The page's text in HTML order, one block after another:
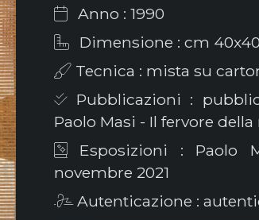
Anno : 1990
Dimensione : cm
Tecnica : mista su
Pubblicazioni :
Paolo Masi - Il fervore
Esposizioni : Paolo
novembre 2021
Autenticazione :